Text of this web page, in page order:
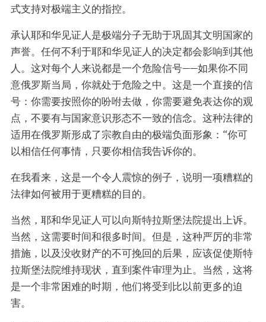
式支持对极端主义的指控。
承认耶和华见证人是极端分子无助于巩固其文明国家的
声誉。任何不利于耶和华见证人的决定都会影响到其他
人。这对每个人来说都是一个危险信号——如果你不同
意俄罗斯当局，你就处于危险之中。这是一个直接的信
号：你需要按照你的吩咐去做，你需要避免表达你的观
点，不要有与国家意识形态不一致的信念。这种法律的
适用在俄罗斯形成了宗教自由的极端负面形象：“你可
以相信任何事情，只要你相信我告诉你的。
在我看来，这是一个令人震惊的例子，说明一项糟糕的
法律如何被用于更糟糕的目的。
当然，耶和华见证人可以向斯特拉斯堡法院提出上诉。
当然，这需要时间和很多时间。但是，这种严厉的非常
措施，以及没收财产的不可挽回的后果，应该促使斯特
拉斯堡法院维持现状，直到案件审理为止。当然，这将
是一个非常困难的时期，他们将受到比以前更多的迫
害。